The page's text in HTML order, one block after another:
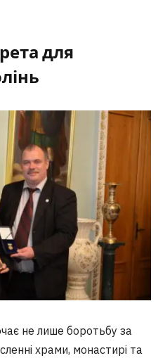
для
не лише боротьбу за
храми, монастирі та